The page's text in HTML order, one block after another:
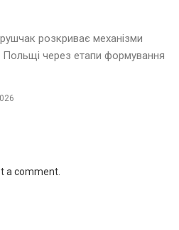
розкриває механізми
Польщі через етапи формування
a comment.